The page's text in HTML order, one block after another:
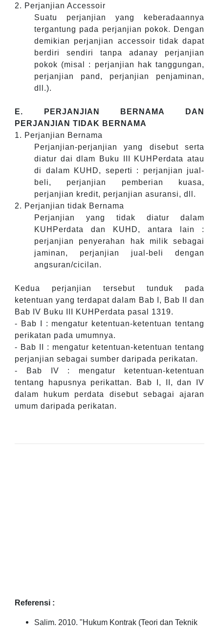
2. Perjanjian Accessoir
Suatu perjanjian yang keberadaannya
tergantung pada perjanjian pokok. Dengan
demikian perjanjian accessoir tidak dapat
berdiri sendiri tanpa adanay perjanjian
pokok (misal : perjanjian hak tanggungan,
perjanjian pand, perjanjian penjaminan,
dll.).
E. PERJANJIAN BERNAMA DAN
PERJANJIAN TIDAK BERNAMA
1. Perjanjian Bernama
Perjanjian-perjanjian yang disebut serta
diatur dai dlam Buku III KUHPerdata atau
di dalam KUHD, seperti : perjanjian jual-
beli, perjanjian pemberian kuasa,
perjanjian kredit, perjanjian asuransi, dll.
2. Perjanjian tidak Bernama
Perjanjian yang tidak diatur dalam
KUHPerdata dan KUHD, antara lain :
perjanjian penyerahan hak milik sebagai
jaminan, perjanjian jual-beli dengan
angsuran/cicilan.
Kedua perjanjian tersebut tunduk pada
ketentuan yang terdapat dalam Bab I, Bab II dan
Bab IV Buku III KUHPerdata pasal 1319.
- Bab I : mengatur ketentuan-ketentuan tentang
perikatan pada umumnya.
- Bab II : mengatur ketentuan-ketentuan tentang
perjanjian sebagai sumber daripada perikatan.
- Bab IV : mengatur ketentuan-ketentuan
tentang hapusnya perikattan. Bab I, II, dan IV
dalam hukum perdata disebut sebagai ajaran
umum daripada perikatan.
Referensi :
Salim. 2010. "Hukum Kontrak (Teori dan Teknik